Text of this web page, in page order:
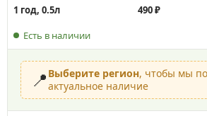
1 год, 0.5л 490₽
Есть в наличии
📍 Выберите регион, чтобы мы
актуальное наличие